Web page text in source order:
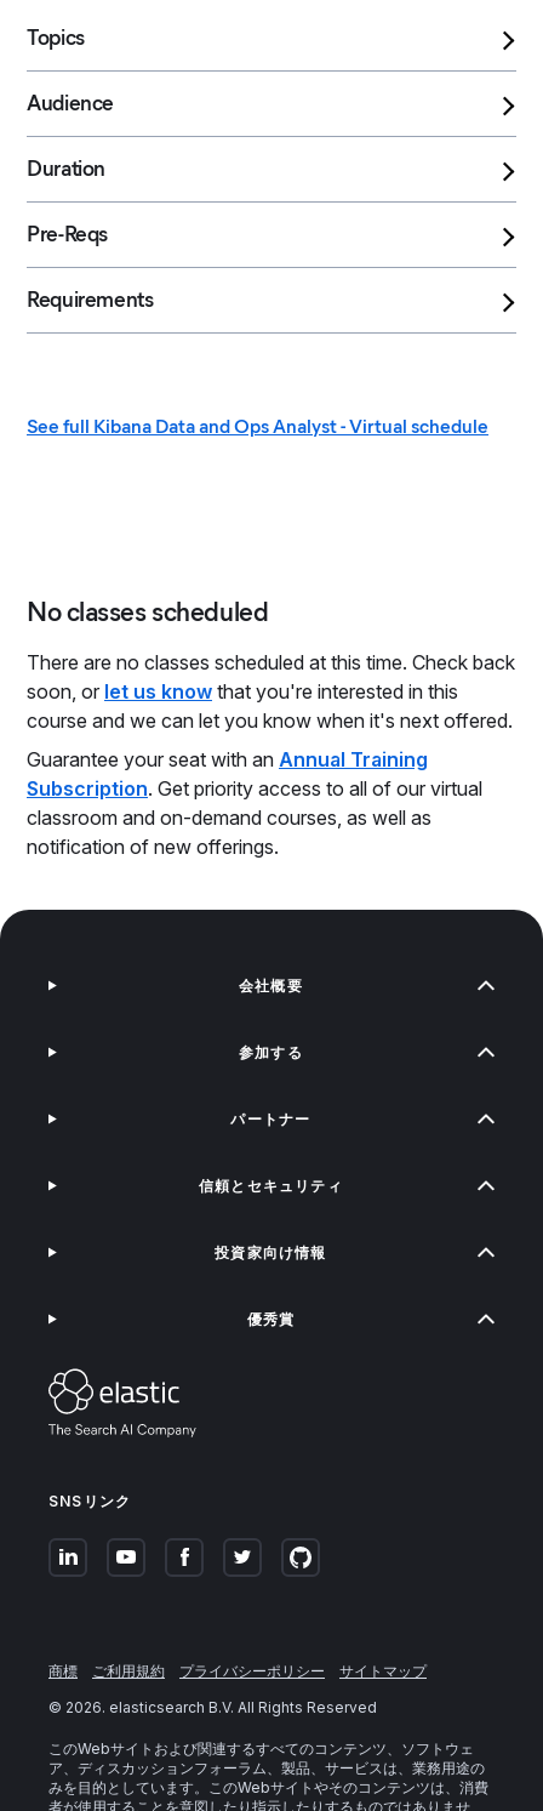
Topics
Audience
Duration
Pre-Reqs
Requirements
See full Kibana Data and Ops Analyst - Virtual schedule
No classes scheduled
There are no classes scheduled at this time. Check back
soon, or let us know that you're interested in this
course and we can let you know when it's next offered.
Guarantee your seat with an Annual Training
Subscription. Get priority access to all of our virtual
classroom and on-demand courses, as well as
notification of new offerings.
SNSリンク
会社概要
参加する
パートナー
信頼とセキュリティ
投資家向け情報
優秀賞
商標 ご利用規約 プライバシーポリシー
サイトマップ
© 2026. elasticsearch B.V. All Rights Reserved
このWebサイトおよび関連するすべてのコンテンツ、ソフトウェ
ア、ディスカッションフォーラム、製品、サービスは、業務用途の
みを目的としています。このWebサイトやそのコンテンツは、消費
者が使用することを意図したり指示したりするものではありませ